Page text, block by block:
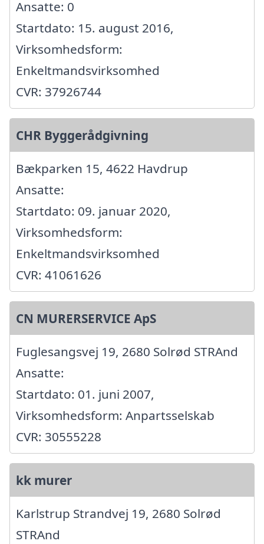
Ansatte: 0
Startdato: 15. august 2016,
Virksomhedsform:
Enkeltmandsvirksomhed
CVR: 37926744
CHR Byggerådgivning
Bækparken 15, 4622 Havdrup
Ansatte:
Startdato: 09. januar 2020,
Virksomhedsform:
Enkeltmandsvirksomhed
CVR: 41061626
CN MURERSERVICE ApS
Fuglesangsvej 19, 2680 Solrød STRAnd
Ansatte:
Startdato: 01. juni 2007,
Virksomhedsform: Anpartsselskab
CVR: 30555228
kk murer
Karlstrup Strandvej 19, 2680 Solrød
STRAnd